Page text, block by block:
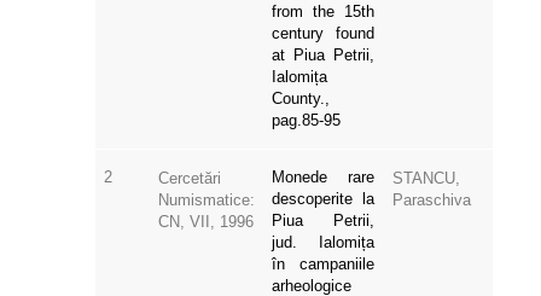
from the 15th
century found
at Piua Petrii,
Ialomița
County.,
pag.85-95
2
Cercetări
Numismatice:
CN, VII, 1996
Monede rare
descoperite la
Piua Petrii,
jud. Ialomița
în campaniile
arheologice
STANCU,
Paraschiva